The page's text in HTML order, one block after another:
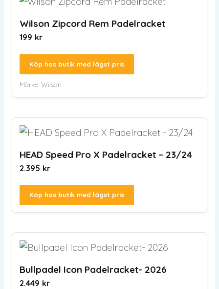
Wilson Zipcord Rem Padelracket
199 kr
Köp hos butik med lägst pris
Märke: Wilson
HEAD Speed Pro X Padelracket – 23/24
2.395 kr
Köp hos butik med lägst pris
Bullpadel Icon Padelracket- 2026
2.449 kr